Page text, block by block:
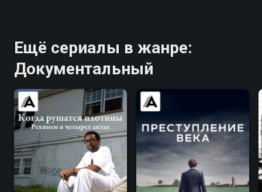
Ещё сериалы в жанре:
Документальный